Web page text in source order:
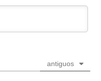
antiguos